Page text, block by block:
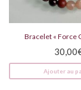
Bracelet « Force
30,00
Ajouter au